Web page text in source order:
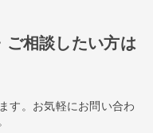
ご相談したい方は
す。お気軽にお問い合わ